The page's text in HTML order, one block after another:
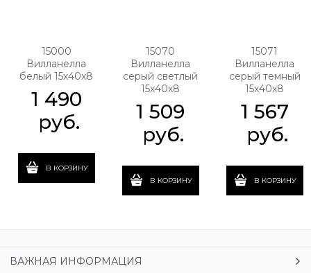
15000
Вилланелла
белый 15х40х8
1 490
руб.
В КОРЗИНУ
15070
Вилланелла
серый светлый
15х40х8
1 509
руб.
В КОРЗИНУ
15071
Вилланелла
серый темный
15х40х8
1 567
руб.
В КОРЗИНУ
ВАЖНАЯ ИНФОРМАЦИЯ